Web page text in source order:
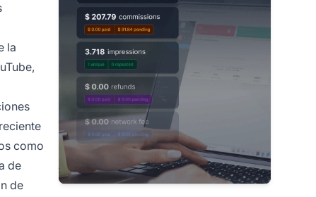
la
como
de
de